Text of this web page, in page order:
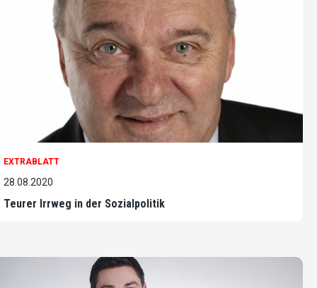
EXTRABLATT
28.08.2020
Teurer Irrweg in der Sozialpolitik